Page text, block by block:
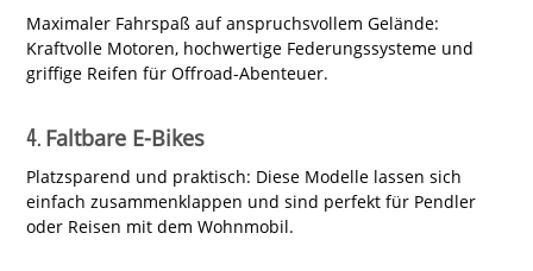
Maximaler Fahrspaß auf anspruchsvollem Gelände:
Kraftvolle Motoren, hochwertige Federungssysteme und
griffige Reifen für Offroad-Abenteuer.
4. Faltbare E-Bikes
Platzsparend und praktisch: Diese Modelle lassen sich
einfach zusammenklappen und sind perfekt für Pendler
oder Reisen mit dem Wohnmobil.